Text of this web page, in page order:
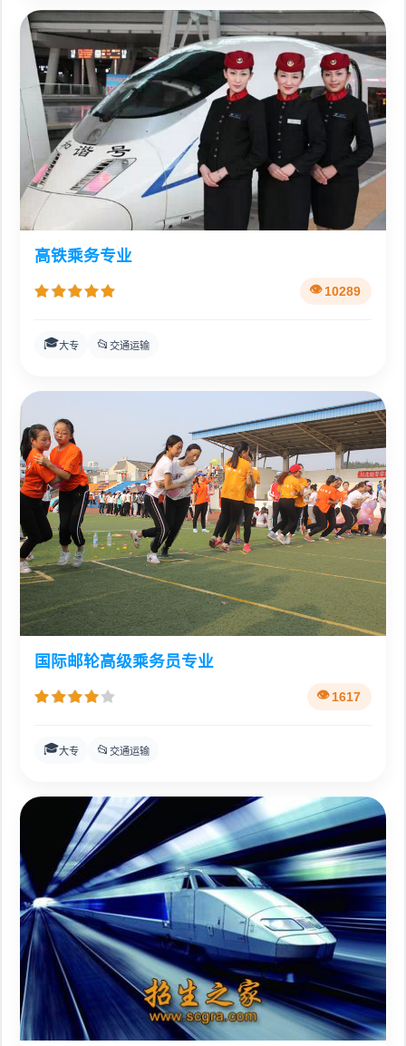
高铁乘务专业
10289
🎓大专 📂 交通运输
国际邮轮高级乘务员专业
1617
🎓大专 📂 交通运输